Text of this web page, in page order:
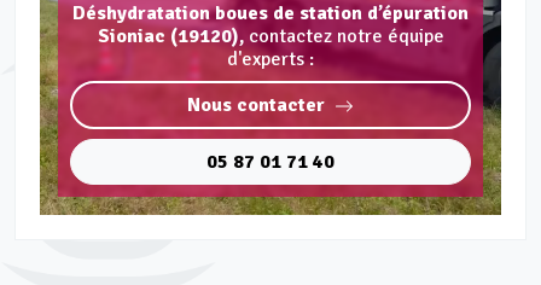
Déshydratation boues de station d’épuration
Sioniac (19120), contactez notre équipe
d'experts :
Nous contacter
05 87 01 71 40